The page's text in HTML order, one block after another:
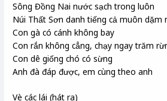
Sông Đồng Nai nước sạch trong luôn
Núi Thất Sơn danh tiếng cả muôn dặm
Con gà có cánh không bay
Con rắn không cẳng, chạy ngay trăm
Con dê giống chó có sừng
Anh đà đáp được, em cùng theo anh
Vè các lái (hát ra)